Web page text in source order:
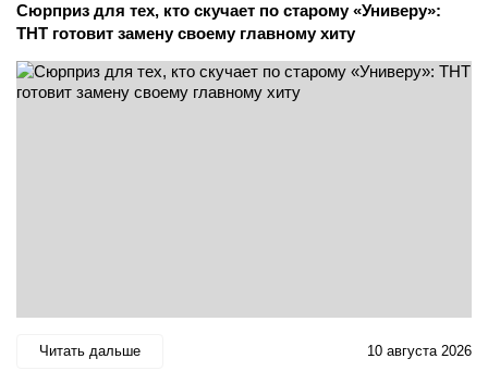
Сюрприз для тех, кто скучает по старому «Универу»:
ТНТ готовит замену своему главному хиту
Читать дальше 10 августа 2026